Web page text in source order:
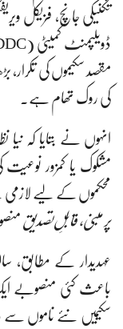
تکنیکی جانچ، فزیکل
کی روک تھام ہے۔
انہوں نے بتایا کہ
مشکوک یا کمزور
محکموں کے لیے لازمی
پر مبنی، قابلِ تصدیق
عہدیدار کے مطابق،
باعث کئی منصوبے
سکیمیں نئے ناموں سے